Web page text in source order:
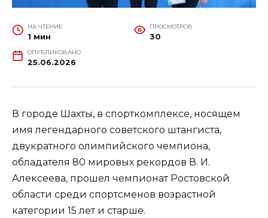
НА ЧТЕНИЕ
1 мин
ПРОСМОТРОВ
30
ОПУБЛИКОВАНО
25.06.2026
В городе Шах­ты, в спорткомплексе, носящем
имя легендарного советского штангиста,
двукратного олимпийского чемпиона,
обладателя 80 мировых рекордов В. И.
Алексеева, прошел чемпионат Ростов­ской
области среди спортсменов воз­растной
категории 15 лет и старше.